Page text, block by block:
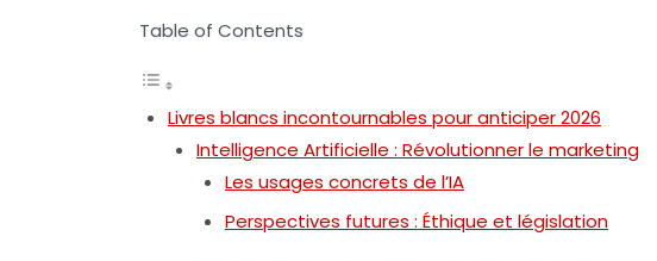
Table of Contents
Livres blancs incontournables pour anticiper 2026
Intelligence Artificielle : Révolutionner le marketing
Les usages concrets de l’IA
Perspectives futures : Éthique et législation